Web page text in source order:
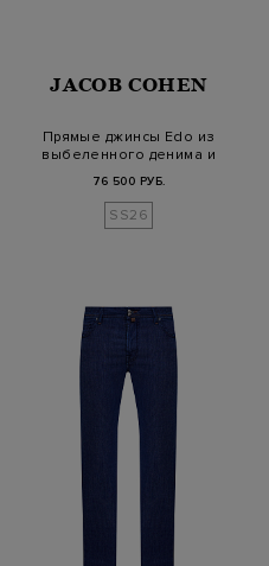
JACOB COHEN
Прямые джинсы Edo из
выбеленного денима и
76 500 РУБ.
SS26